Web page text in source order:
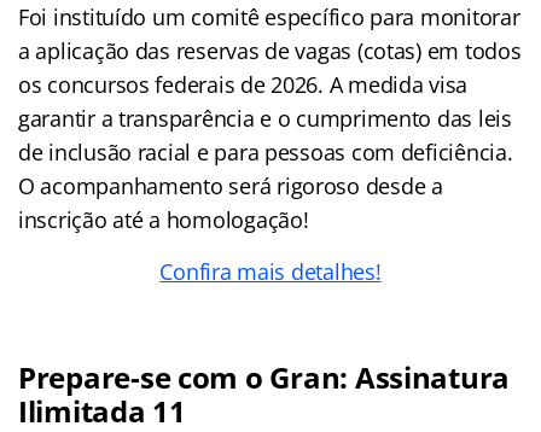
Foi instituído um comitê específico para monitorar
a aplicação das reservas de vagas (cotas) em todos
os concursos federais de 2026. A medida visa
garantir a transparência e o cumprimento das leis
de inclusão racial e para pessoas com deficiência.
O acompanhamento será rigoroso desde a
inscrição até a homologação!
Confira mais detalhes!
Prepare-se com o Gran: Assinatura
Ilimitada 11